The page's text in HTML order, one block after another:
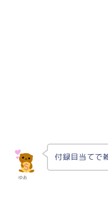
ゆあ
付録目当てで